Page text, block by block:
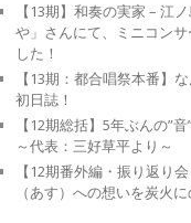
【13期】和奏の実家 – 江
や」さんにて、ミニコンサ
した！
【13期：都合唱祭本番】
初日誌！
【12期総括】5年ぶんの
～代表：三好草平より～
【12期番外編・振り返り
（あす）への想いを炭火